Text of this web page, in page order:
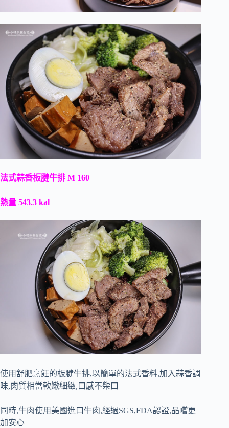
法式蒜香板腱牛排 M 160
熱量 543.3 kal
使用舒肥烹飪的板腱牛排,以簡單的法式香料,加入蒜香調
味,肉質相當軟嫩細緻,口感不柴口
同時,牛肉使用美國進口牛肉,經過SGS,FDA認證,品嚐更
加安心